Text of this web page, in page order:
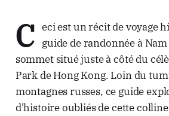
C eci est un récit de voyage
guide de randonnée à
sommet situé juste à côté du
Park de Hong Kong. Loin du
montagnes russes, ce guide
d'histoire oubliés de cette